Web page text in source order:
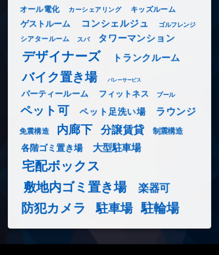
オール電化 カーシェアリング キッズルーム
ゲストルーム コンシェルジュ ゴルフレンジ
シアタールーム スパ タワーマンション
デザイナーズ トランクルーム
バイク置き場 バレーサービス
パーティールーム フィットネス プール
ペット可 ペット足洗い場 ラウンジ
免震構造 内廊下 分譲賃貸 制震構造
各階ゴミ置き場 大型駐車場
宅配ボックス
敷地内ゴミ置き場
楽器可
防犯カメラ 駐車場 駐輪場